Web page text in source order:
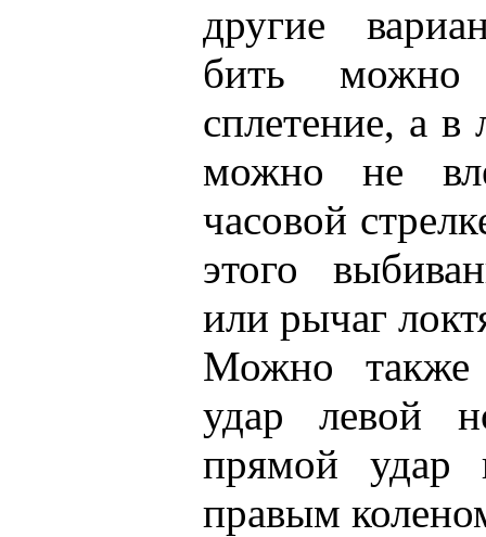
другие
бить
сплетение, а в
можно не
часовой
этого
или рычаг
Можно также
удар левой
прямой удар
правым